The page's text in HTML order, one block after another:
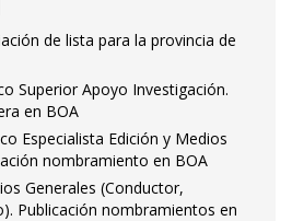
de lista para la provincia de
Superior Apoyo Investigación.
en BOA
Especialista Edición y Medios
nombramiento en BOA
Generales (Conductor,
Publicación nombramientos en